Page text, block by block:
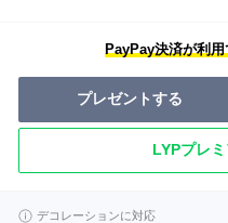
PayPay決済が利
プレゼントする
LYPプレ
デコレーションに対応